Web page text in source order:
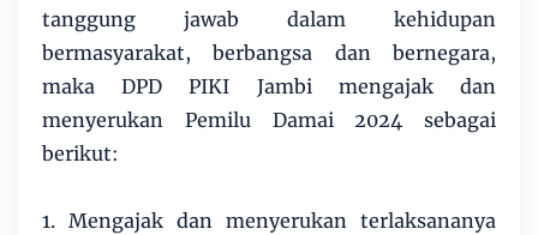
tanggung jawab dalam kehidupan
bermasyarakat, berbangsa dan bernegara,
maka DPD PIKI Jambi mengajak dan
menyerukan Pemilu Damai 2024 sebagai
berikut:
1. Mengajak dan menyerukan terlaksananya